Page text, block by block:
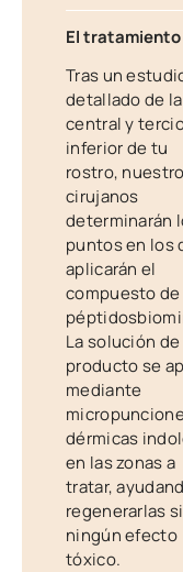
El tratamiento
Tras un
detallado de
central y
inferior de tu
rostro,
cirujanos
determinarán
puntos en los
aplicarán el
compuesto de
La solución
producto se
mediante
dérmicas
en las zonas a
tratar,
regenerarlas
ningún efecto
tóxico.